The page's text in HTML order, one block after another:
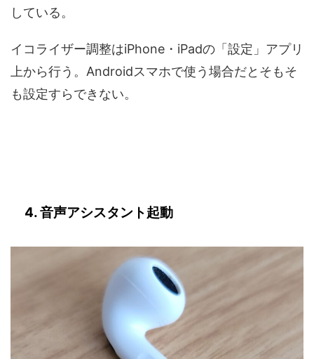
している。
イコライザー調整はiPhone・iPadの「設定」アプリ
上から行う。Androidスマホで使う場合だとそもそ
も設定すらできない。
4. 音声アシスタント起動